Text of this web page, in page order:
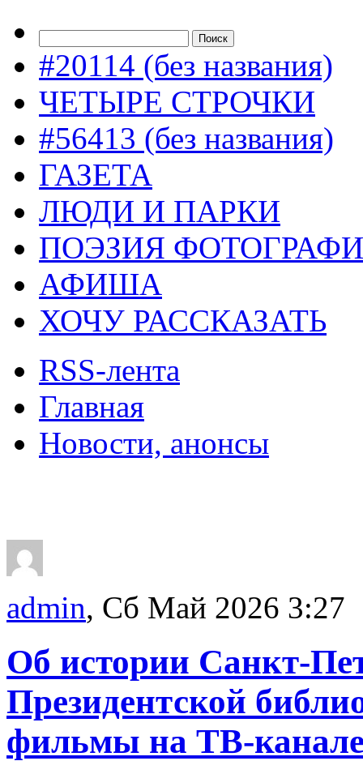
#20114 (без названия)
ЧЕТЫРЕ СТРОЧКИ
#56413 (без названия)
ГАЗЕТА
ЛЮДИ И ПАРКИ
ПОЭЗИЯ
АФИША
ХОЧУ РАССКАЗАТЬ
RSS-лента
Главная
Новости, анонсы
admin, Сб Май 2026 3:27
Об истории Санкт-
Президентской
фильмы на ТВ-